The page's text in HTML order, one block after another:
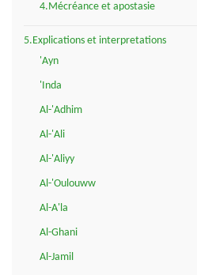
4.Mécréance et apostasie
5.Explications et interpretations
'Ayn
'Inda
Al-'Adhim
Al-'Ali
Al-'Aliyy
Al-'Oulouww
Al-A'la
Al-Ghani
Al-Jamil